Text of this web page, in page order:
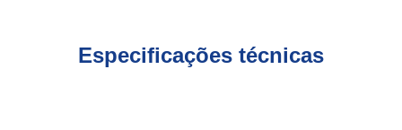
Especificações técnicas